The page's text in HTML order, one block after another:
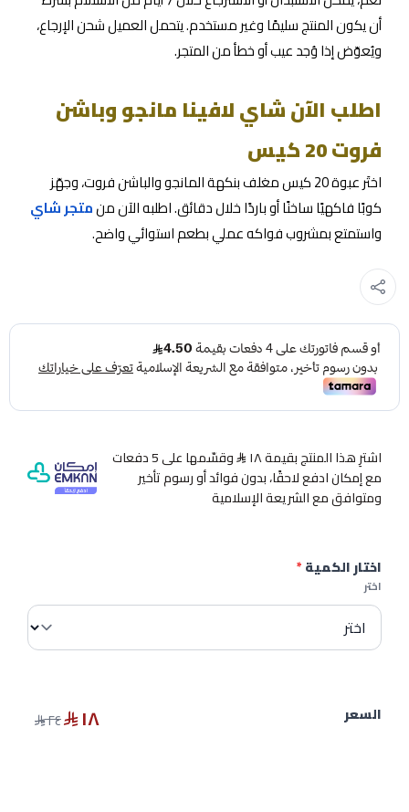
أن يكون المنتج سليمًا وغير مستخدم. يتحمل العميل شحن الإرجاع،
ويُعوّض إذا وُجد عيب أو خطأ من المتجر.
اطلب الآن شاي لافينا مانجو وباشن
فروت 20 كيس
اختَر عبوة 20 كيس مغلف بنكهة المانجو والباشن فروت، وجهّز
كوبًا فاكهيًا ساخنًا أو باردًا خلال دقائق. اطلبه الآن منمتجر شاي
واستمتع بمشروب فواكه عملي بطعم استوائي واضح.
اشترِ هذا المنتج بقيمة ١٨
وقسّمها على 5 دفعات
مع إمكان ادفع لاحقًا، بدون فوائد أو رسوم تأخير
ومتوافق مع الشريعة الإسلامية
اختار الكمية*
اختر
السعر ١٨ ٢٤